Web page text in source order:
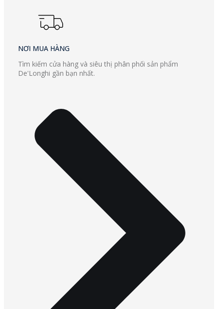
NƠI MUA HÀNG
Tìm kiếm cửa hàng và siêu thị phân phối sản phẩm
De'Longhi gần bạn nhất.